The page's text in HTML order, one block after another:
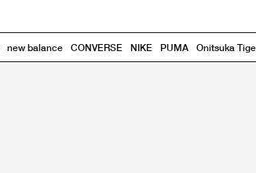
new balance CONVERSE NIKE PUMA Onitsuka